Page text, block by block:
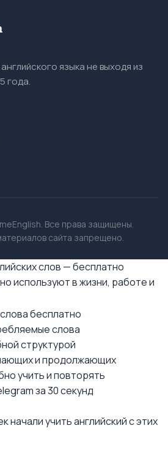
языка не выходя из
года.
Все права защищены.
сайта запрещено.
слов — бесплатно
используют в жизни, работе и
бесплатно
слова
структурой
и продолжающих
учить и повторять
за 30 секунд
начали учить английский с этих